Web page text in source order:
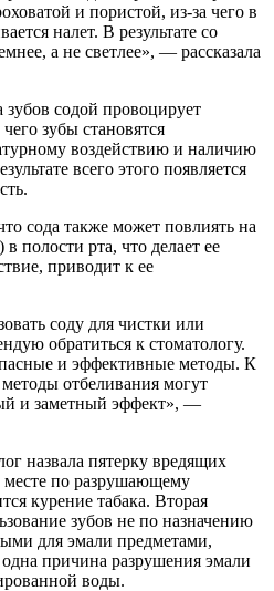
и пористой, из-за чего в
налет. В результате со
а не светлее», — рассказала
зубов содой провоцирует
зубы становятся
воздействию и наличию
всего этого появляется
сода также может повлиять на
полости рта, что делает ее
приводит к ее
соду для чистки или
обратиться к стоматологу.
и эффективные методы. К
отбеливания могут
и заметный эффект», —
назвала пятерку вредящих
по разрушающему
курение табака. Вторая
зубов не по назначению
для эмали предметами,
причина разрушения эмали
воды.